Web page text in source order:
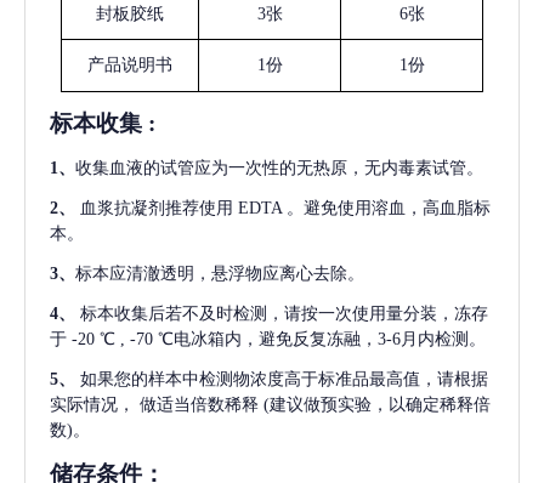
封板胶纸 3张 6张
产品说明书 1份 1份
标本收集 :
1 、 收集血液的试管应为一次性的无热原，无内毒素试管。
2、 血浆抗凝剂推荐使用 EDTA 。避免使用溶血，高血脂标
本。
3、 标本应清澈透明，悬浮物应离心去除。
4、
标本收集后若不及时检测，请按一次使用量分装，冻存
于 -20 ℃ , -70 ℃电冰箱内，避免反复冻融，3-6月内检测。
5、
如果您的样本中检测物浓度高于标准品最高值，请根据
实际情况，
做适当倍数稀释 (建议做预实验，以确定稀释倍
数)。
储存条件：